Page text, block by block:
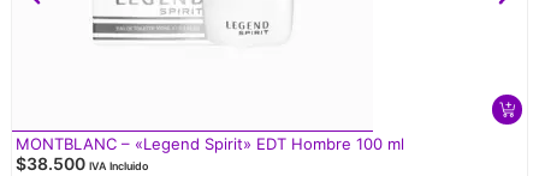
MONTBLANC – «Legend Spirit» EDT Hombre 100 ml
$38.500 IVA Incluido